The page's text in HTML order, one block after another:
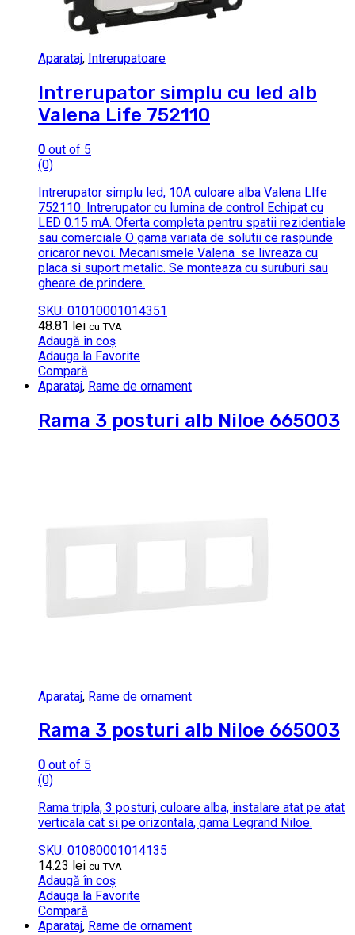
Aparataj, Intrerupatoare
Intrerupator simplu cu led alb
Valena Life 752110
0 out of 5
(0)
Intrerupator simplu led, 10A culoare alba Valena LIfe
752110. Intrerupator cu lumina de control Echipat cu
LED 0.15 mA. Oferta completa pentru spatii rezidentiale
sau comerciale O gama variata de solutii ce raspunde
oricaror nevoi. Mecanismele Valena se livreaza cu
placa si suport metalic. Se monteaza cu suruburi sau
gheare de prindere.
SKU: 01010001014351
48.81 lei cu TVA
Adaugă în coș
Adauga la Favorite
Compară
Aparataj, Rame de ornament
Rama 3 posturi alb Niloe 665003
Aparataj, Rame de ornament
Rama 3 posturi alb Niloe 665003
0 out of 5
(0)
Rama tripla, 3 posturi, culoare alba, instalare atat pe atat
verticala cat si pe orizontala, gama Legrand Niloe.
SKU: 01080001014135
14.23 lei cu TVA
Adaugă în coș
Adauga la Favorite
Compară
Aparataj, Rame de ornament